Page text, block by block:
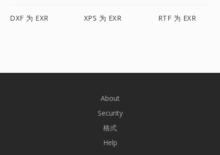
DXF 为 EXR XPS 为 EXR RTF 为 EXR
About
Security
格式
Help